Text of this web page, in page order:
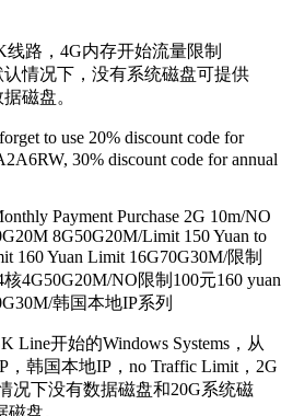
路，4G内存开始流量限制
认情况下，没有系统磁盘可提供
磁盘。
to use 20% discount code for
30% discount code for annual
Payment Purchase 2G 10m/NO
8G50G20M/Limit 150 Yuan to
160 Yuan Limit 16G70G30M/限制
4G50G20M/NO限制100元160 yuan
韩​​国本地IP系列
Line开始的Windows Systems，从
，韩国本地IP，no Traffic Limit，2G
况下没有数据磁盘和20G系统磁
盘。